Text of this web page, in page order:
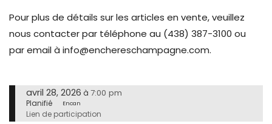
Pour plus de détails sur les articles en vente, veuillez
nous contacter par téléphone au (438) 387-3100 ou
par email à info@enchereschampagne.com.
avril 28, 2026 à 7:00 pm
Planifié Encan
Lien de participation